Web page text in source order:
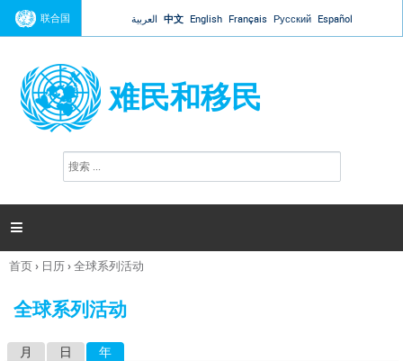
Jump to navigation
联合国 العربية 中文 English Français Русский Español
难民和移民
搜
索

你
这
首页› 日历›全球系列活动
全球系列活动
月 日 年